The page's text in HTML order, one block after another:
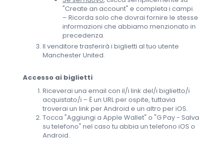
"Create an account" e completa i campi.
– Ricorda solo che dovrai fornire le stesse
informazioni che abbiamo menzionato in
precedenza.
Il venditore trasferirà i biglietti al tuo utente
Manchester United.
Accesso ai biglietti
Riceverai una email con il/i link del/i biglietto/i
acquistato/i – È un URL per ospite, tuttavia
troverai un link per Android e un altro per iOS.
Tocca "Aggiungi a Apple Wallet" o "G Pay - Salva
su telefono" nel caso tu abbia un telefono iOS o
Android.